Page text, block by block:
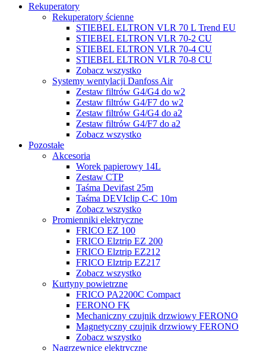
Rekuperatory
Rekuperatory ścienne
STIEBEL ELTRON VLR 70 L Trend EU
STIEBEL ELTRON VLR 70-2 CU
STIEBEL ELTRON VLR 70-4 CU
STIEBEL ELTRON VLR 70-8 CU
Zobacz wszystko
Systemy wentylacji Danfoss Air
Zestaw filtrów G4/G4 do w2
Zestaw filtrów G4/F7 do w2
Zestaw filtrów G4/G4 do a2
Zestaw filtrów G4/F7 do a2
Zobacz wszystko
Pozostałe
Akcesoria
Worek papierowy 14L
Zestaw CTP
Taśma Devifast 25m
Taśma DEVIclip C-C 10m
Zobacz wszystko
Promienniki elektryczne
FRICO EZ 100
FRICO Elztrip EZ 200
FRICO Elztrip EZ212
FRICO Elztrip EZ217
Zobacz wszystko
Kurtyny powietrzne
FRICO PA2200C Compact
FERONO FK
Mechaniczny czujnik drzwiowy FERONO
Magnetyczny czujnik drzwiowy FERONO
Zobacz wszystko
Nagrzewnice elektryczne